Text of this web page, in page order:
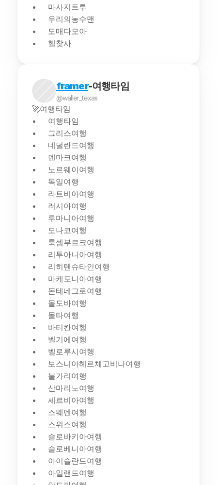
마사지트루
우리의농수맨
도매다모아
헬찾사
framer-여행타임
@waller_texas
🚀여행타임
여행타임
그리스여행
네덜란드여행
덴마크여행
노르웨이여행
독일여행
라트비아여행
러시아여행
루마니아여행
모나코여행
룩셈부르크여행
리투아니아여행
리히텐슈타인여행
마케도니아여행
몬테네그로여행
몰도바여행
몰타여행
바티칸여행
벨기에여행
벨로루시여행
보스니아헤르체고비나여행
불가리여행
산마리노여행
세르비아여행
스웨덴여행
스위스여행
슬로바키아여행
슬로베니아여행
아이슬란드여행
아일랜드여행